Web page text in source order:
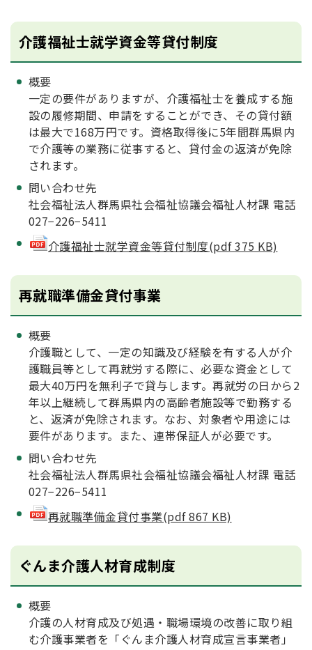
介護福祉士就学資金等貸付制度
概要
一定の要件がありますが、介護福祉士を養成する施
設の履修期間、申請をすることができ、その貸付額
は最大で168万円です。資格取得後に5年間群馬県内
で介護等の業務に従事すると、貸付金の返済が免除
されます。
問い合わせ先
社会福祉法人群馬県社会福祉協議会福祉人材課 電話
027−226−5411
介護福祉士就学資金等貸付制度(pdf 375 KB)
再就職準備金貸付事業
概要
介護職として、一定の知識及び経験を有する人が介
護職員等として再就労する際に、必要な資金として
最大40万円を無利子で貸与します。再就労の日から2
年以上継続して群馬県内の高齢者施設等で勤務する
と、返済が免除されます。なお、対象者や用途には
要件があります。また、連帯保証人が必要です。
問い合わせ先
社会福祉法人群馬県社会福祉協議会福祉人材課 電話
027−226−5411
再就職準備金貸付事業(pdf 867 KB)
ぐんま介護人材育成制度
概要
介護の人材育成及び処遇・職場環境の改善に取り組
む介護事業者を「ぐんま介護人材育成宣言事業者」